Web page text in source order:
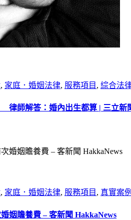
, 家庭．婚姻法律, 服務項目 , 綜合法
律師解答：婚內出生都算 | 三立
, 家庭．婚姻法律, 服務項目 , 真實案例
姻贍養費 – 客新聞 HakkaNews